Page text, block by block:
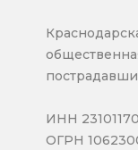
ИНН
ОГРН